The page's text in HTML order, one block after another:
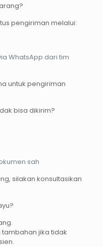
pengiriman melalui:
WhatsApp dari tim
untuk pengiriman
bisa dikirim?
sah
silakan konsultasikan
jika tidak